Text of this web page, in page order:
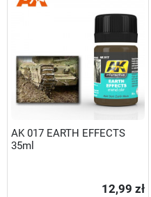
AK 017 EARTH EFFECTS
35ml
12,99 zł